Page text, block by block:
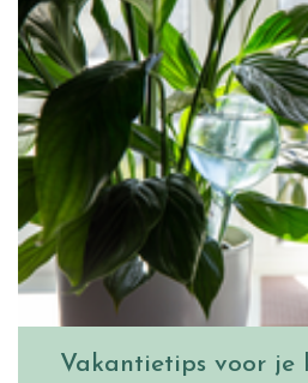
Vakantietips voor je